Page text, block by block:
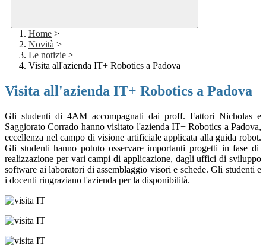
Home >
Novità >
Le notizie >
Visita all'azienda IT+ Robotics a Padova
Visita all'azienda IT+ Robotics a Padova
Gli studenti di 4AM accompagnati dai proff. Fattori Nicholas e
Saggiorato Corrado hanno visitato l'azienda IT+ Robotics a Padova,
eccellenza nel campo di visione artificiale applicata alla guida robot.
Gli studenti hanno potuto osservare importanti progetti in fase di
realizzazione per vari campi di applicazione, dagli uffici di sviluppo
software ai laboratori di assemblaggio visori e schede. Gli studenti e
i docenti ringraziano l'azienda per la disponibilità.